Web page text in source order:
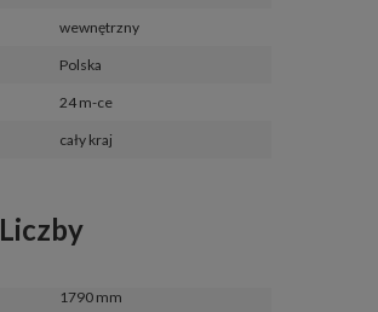
wewnętrzny
Polska
24 m-ce
cały kraj
Liczby
1790 mm